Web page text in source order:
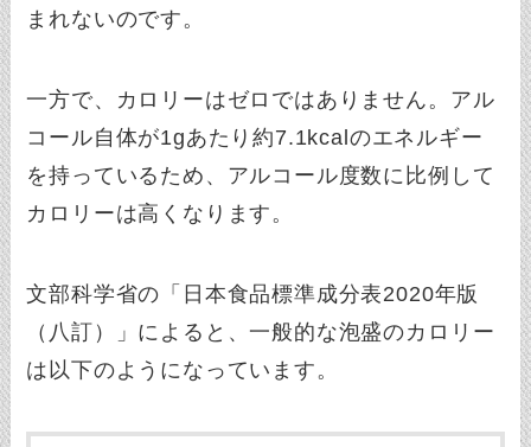
まれないのです。
一方で、カロリーはゼロではありません。アル
コール自体が1gあたり約7.1kcalのエネルギー
を持っているため、アルコール度数に比例して
カロリーは高くなります。
文部科学省の「日本食品標準成分表2020年版
（八訂）」によると、一般的な泡盛のカロリー
は以下のようになっています。